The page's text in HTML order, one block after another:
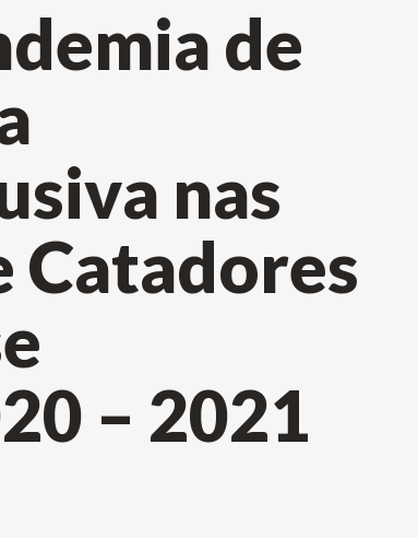
de
nas
Catadores
– 2021